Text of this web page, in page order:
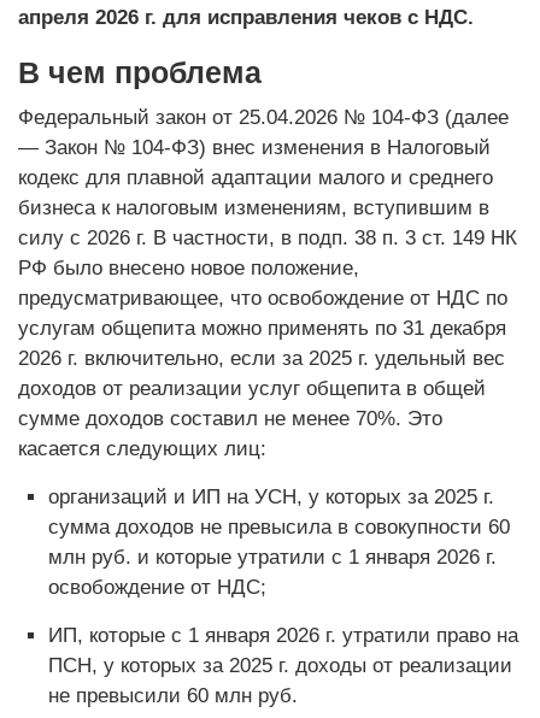
апреля 2026 г. для исправления чеков с НДС.
В чем проблема
Федеральный закон от 25.04.2026 № 104-ФЗ (далее
— Закон № 104-ФЗ) внес изменения в Налоговый
кодекс для плавной адаптации малого и среднего
бизнеса к налоговым изменениям, вступившим в
силу с 2026 г. В частности, в подп. 38 п. 3 ст. 149 НК
РФ было внесено новое положение,
предусматривающее, что освобождение от НДС по
услугам общепита можно применять по 31 декабря
2026 г. включительно, если за 2025 г. удельный вес
доходов от реализации услуг общепита в общей
сумме доходов составил не менее 70%. Это
касается следующих лиц:
организаций и ИП на УСН, у которых за 2025 г.
сумма доходов не превысила в совокупности 60
млн руб. и которые утратили с 1 января 2026 г.
освобождение от НДС;
ИП, которые с 1 января 2026 г. утратили право на
ПСН, у которых за 2025 г. доходы от реализации
не превысили 60 млн руб.